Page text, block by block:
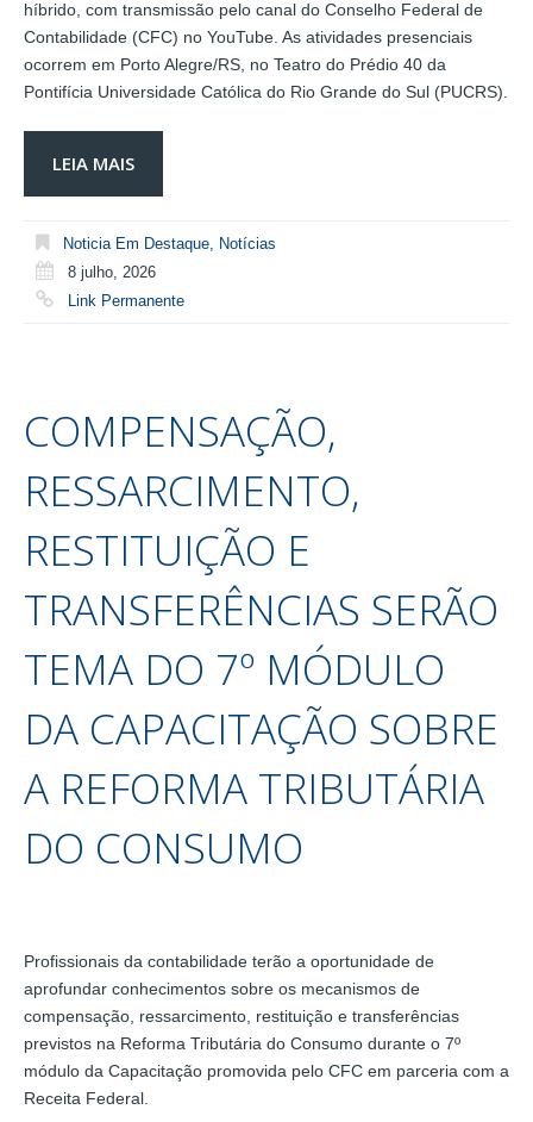
híbrido, com transmissão pelo canal do Conselho Federal de
Contabilidade (CFC) no YouTube. As atividades presenciais
ocorrem em Porto Alegre/RS, no Teatro do Prédio 40 da
Pontifícia Universidade Católica do Rio Grande do Sul (PUCRS).
LEIA MAIS
Noticia Em Destaque, Notícias
8 julho, 2026
Link Permanente
COMPENSAÇÃO,
RESSARCIMENTO,
RESTITUIÇÃO E
TRANSFERÊNCIAS SERÃO
TEMA DO 7º MÓDULO
DA CAPACITAÇÃO SOBRE
A REFORMA TRIBUTÁRIA
DO CONSUMO
Profissionais da contabilidade terão a oportunidade de
aprofundar conhecimentos sobre os mecanismos de
compensação, ressarcimento, restituição e transferências
previstos na Reforma Tributária do Consumo durante o 7º
módulo da Capacitação promovida pelo CFC em parceria com a
Receita Federal.